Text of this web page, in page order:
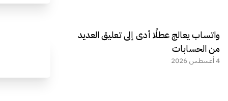
واتساب يعالج عطلًا أدى إلى تعليق العديد
من الحسابات
4 أغسطس 2026